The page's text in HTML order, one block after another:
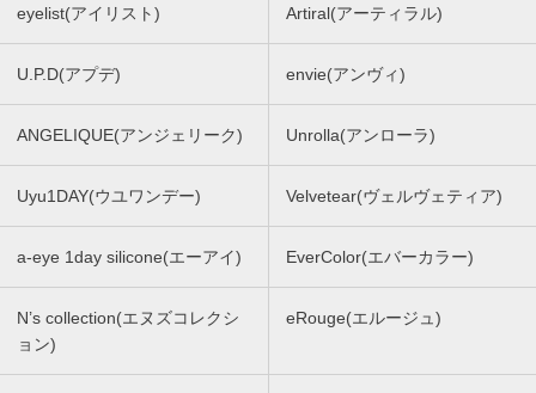
eyelist(アイリスト) Artiral(アーティラル)
U.P.D(アプデ) envie(アンヴィ)
ANGELIQUE(アンジェリーク) Unrolla(アンローラ)
Uyu1DAY(ウユワンデー) Velvetear(ヴェルヴェティア)
a-eye 1day silicone(エーアイ) EverColor(エバーカラー)
N’s collection(エヌズコレクシ
ョン)
eRouge(エルージュ)